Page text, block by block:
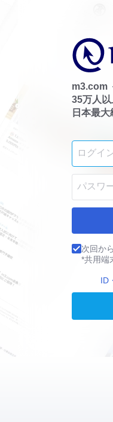
m3.com
35万人
日本最
次回か
*共用端
ID